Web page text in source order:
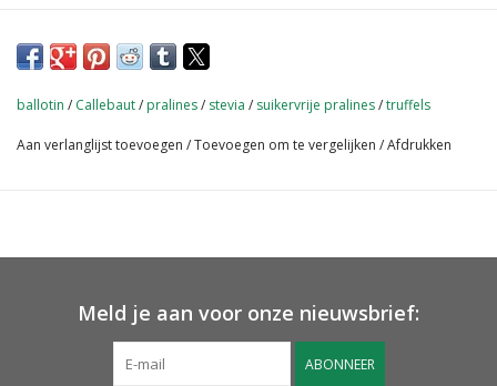
ballotin / Callebaut/ pralines/ stevia / suikervrije pralines/truffels
Aan verlanglijst toevoegen /Toevoegen om te vergelijken /Afdrukken
Meld je aan voor onze nieuwsbrief:
ABONNEER